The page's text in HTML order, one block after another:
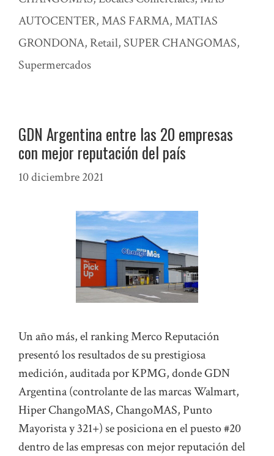
AUTOCENTER,MAS FARMA,MATIAS
GRONDONA, Retail, SUPER CHANGOMAS,
Supermercados
GDN Argentina entre las 20 empresas
con mejor reputación del país
10 diciembre 2021
Un año más, el ranking Merco Reputación
presentó los resultados de su prestigiosa
medición, auditada por KPMG, donde GDN
Argentina (controlante de las marcas Walmart,
Hiper ChangoMAS, ChangoMAS, Punto
Mayorista y 321+) se posiciona en el puesto #20
dentro de las empresas con mejor reputación del